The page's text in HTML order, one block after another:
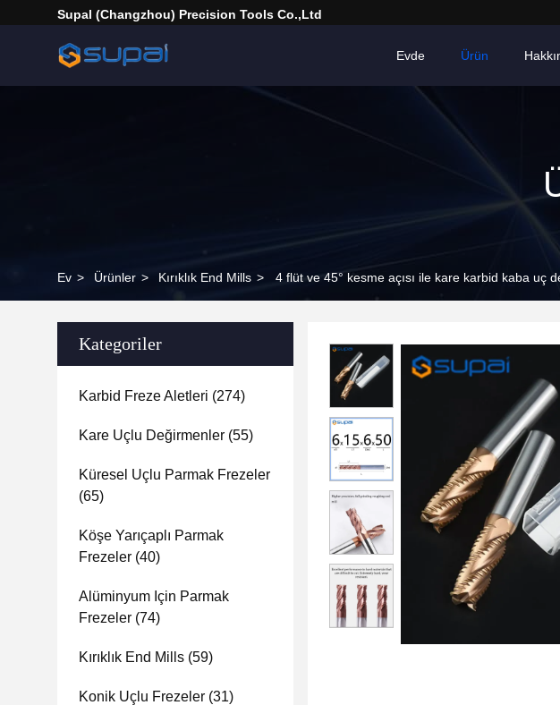
Supal (Changzhou) Precision Tools Co.,Ltd
Evde Ürün
Ev > Ürünler > Kırıklık End Mills > 4 flüt ve 45° kesme açısı ile kare karbid kaba uç
Kategoriler
Karbid Freze Aletleri (274)
Kare Uçlu Değirmenler (55)
Küresel Uçlu Parmak Frezeler
(65)
Köşe Yarıçaplı Parmak
Frezeler (40)
Alüminyum Için Parmak
Frezeler (74)
Kırıklık End Mills (59)
Konik Uçlu Frezeler (31)